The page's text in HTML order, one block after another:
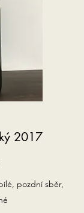
2017
pozdní sběr,